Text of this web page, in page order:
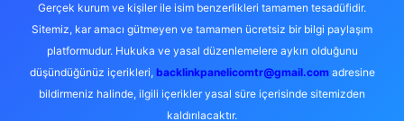
Gerçek kurum ve kişiler ile isim benzerlikleri tamamen tesadüfidir.
Sitemiz, kar amacı gütmeyen ve tamamen ücretsiz bir bilgi paylaşım
platformudur. Hukuka ve yasal düzenlemelere aykırı olduğunu
düşündüğünüz içerikleri, backlinkpanelicomtr@gmail.comadresine
bildirmeniz halinde, ilgili içerikler yasal süre içerisinde sitemizden
kaldırılacaktır.